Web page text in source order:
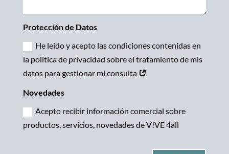
Protección de Datos
He leído y acepto las condiciones contenidas en
la política de privacidad sobre el tratamiento de mis
datos para gestionar mi consulta
Novedades
Acepto recibir información comercial sobre
productos, servicios, novedades de V!VE 4all